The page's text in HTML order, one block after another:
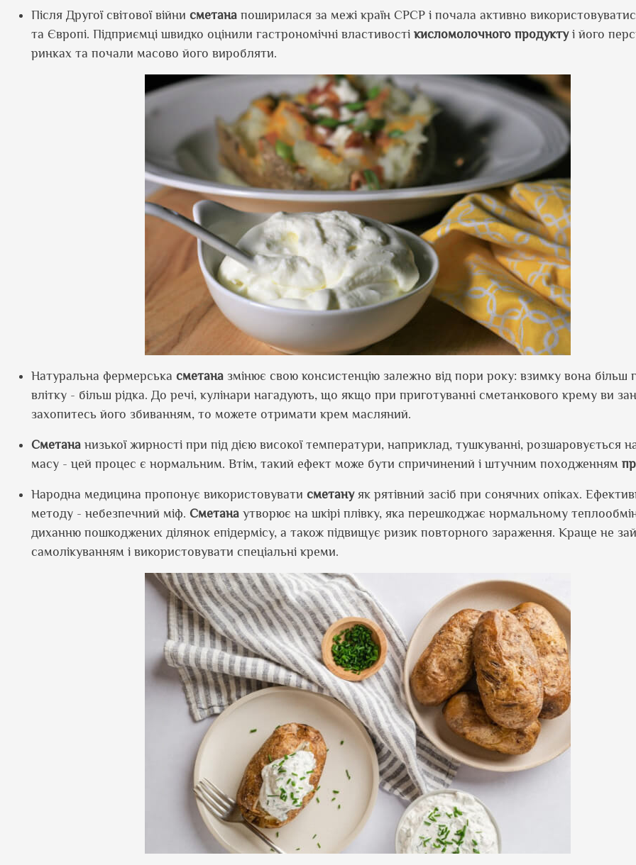
Після Другої світової війни сметана поширилася за межі країн СРСР і почала активно
та Європі. Підприємці швидко оцінили гастрономічні властивості кисломолочного продуктуі його
ринках та почали масово його виробляти.
Натуральна фермерська сметана змінює свою консистенцію залежно від пори року: взимку вона більш
влітку - більш рідка. До речі, кулінари нагадують, що якщо при приготуванні сметанкового крему ви
захопитесь його збиванням, то можете отримати крем масляний.
Сметана низької жирності при під дією високої температури, наприклад, тушкуванні, розшаровується
масу - цей процес є нормальним. Втім, такий ефект може бути спричинений і штучним походженням
Народна медицина пропонує використовувати сметануяк рятівний засіб при сонячних опіках.
методу - небезпечний міф. Сметана утворює на шкірі плівку, яка перешкоджає нормальному
диханню пошкоджених ділянок епідермісу, а також підвищує ризик повторного зараження. Краще не
самолікуванням і використовувати спеціальні креми.